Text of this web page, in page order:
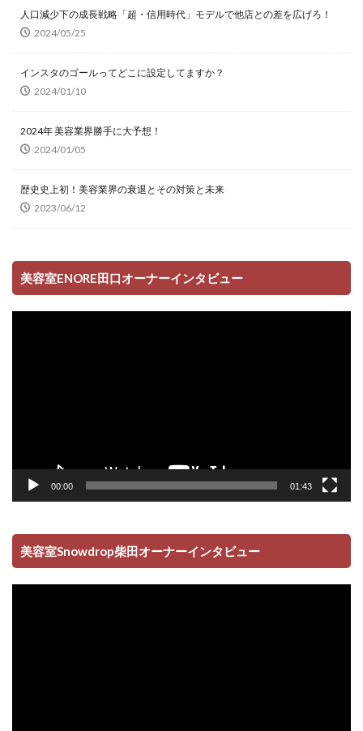
人口減少下の成長戦略「超・信用時代」モデルで他店との差を広げろ！
2024/05/25
インスタのゴールってどこに設定してますか？
2024/01/10
2024年 美容業界勝手に大予想！
2024/01/05
歴史史上初！美容業界の衰退とその対策と未来
2023/06/12
美容室ENORE田口オーナーインタビュー
動
00:00 01:43
美容室Snowdrop柴田オーナーインタビュー
動